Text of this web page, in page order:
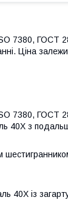
ISO 7380, ГОСТ
Ціна
7380, ГОСТ
40Х з
40Х із